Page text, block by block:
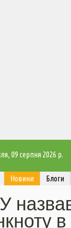
, 09 серпня 2026 р.
Новини Блоги
в